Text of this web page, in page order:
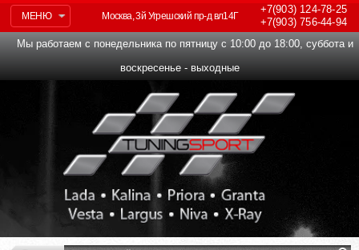
МЕНЮ
+7(903)124-78-25
+7(903)756-44-94
Москва, 3й Угрешский пр-д вл14Г
Мы работаем с понедельника по пятницу с 10:00 до 18:00, суббота и
воскресенье - выходные